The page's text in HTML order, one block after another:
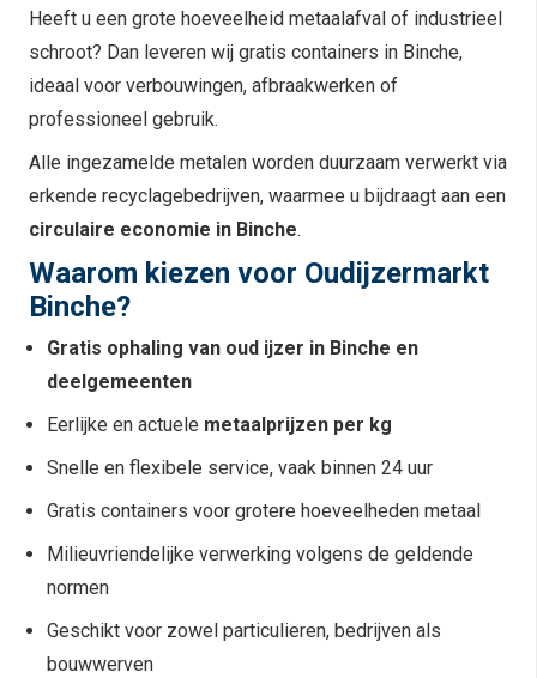
Heeft u een grote hoeveelheid metaalafval of industrieel
schroot? Dan leveren wij gratis containers in Binche,
ideaal voor verbouwingen, afbraakwerken of
professioneel gebruik.
Alle ingezamelde metalen worden duurzaam verwerkt via
erkende recyclagebedrijven, waarmee u bijdraagt aan een
circulaire economie in Binche.
Waarom kiezen voor Oudijzermarkt
Binche?
Gratis ophaling van oud ijzer in Binche en
deelgemeenten
Eerlijke en actuele metaalprijzen per kg
Snelle en flexibele service, vaak binnen 24 uur
Gratis containers voor grotere hoeveelheden metaal
Milieuvriendelijke verwerking volgens de geldende
normen
Geschikt voor zowel particulieren, bedrijven als
bouwwerven